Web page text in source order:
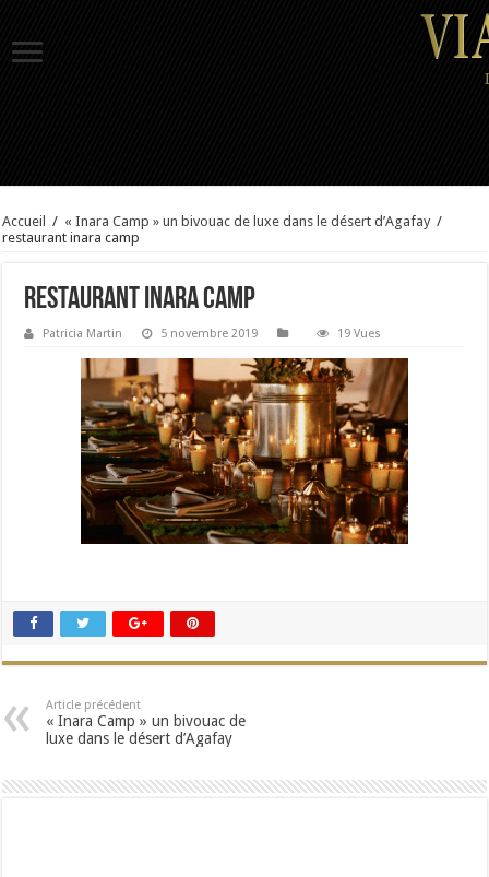
Accueil / « Inara Camp » un bivouac de luxe dans le désert d’Agafay /
restaurant inara camp
restaurant inara camp
Patricia Martin 5 novembre 2019 19 Vues
Article précédent
« Inara Camp » un bivouac de
luxe dans le désert d’Agafay